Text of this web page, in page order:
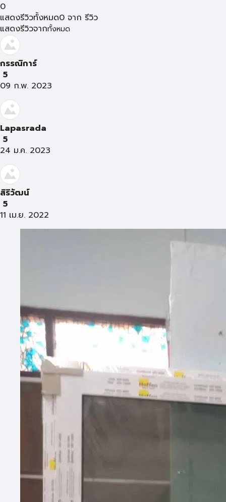
0
แสดงรีวิวทั้งหมด0 จาก รีวิว
แสดงรีวิวจากทั้งหมด
กรรณิการ์
5
09 ก.พ. 2023
Lapasrada
5
24 ม.ค. 2023
สิริวัฒน์
5
11 เม.ย. 2022